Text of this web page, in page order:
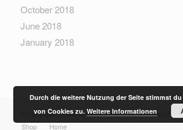
October 2018
June 2018
January 2018
© Copyright - Sewera Fashion - built byboethius.ch
Shop
Home
Durch die weitere Nutzung der Seite stimmst
von Cookies zu.Weitere Informationen